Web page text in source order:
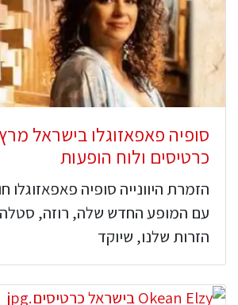
כרטיסים ולוח הופעות
הזמרת היוונייה סופיה פאפאזוגלו
עם המופע החדש שלה, רוזה, סטלה
הזרות שלנו, שיוקד